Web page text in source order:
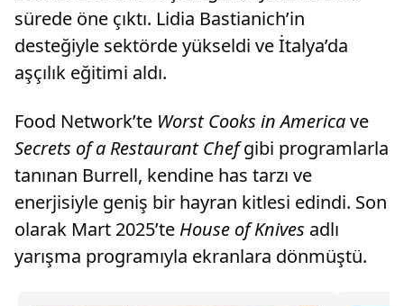
sürede öne çıktı. Lidia Bastianich’in
desteğiyle sektörde yükseldi ve İtalya’da
aşçılık eğitimi aldı.
Food Network’te Worst Cooks in Americave
Secrets of a Restaurant Chefgibi programlarla
tanınan Burrell, kendine has tarzı ve
enerjisiyle geniş bir hayran kitlesi edindi. Son
olarak Mart 2025’te House of Knives adlı
yarışma programıyla ekranlara dönmüştü.